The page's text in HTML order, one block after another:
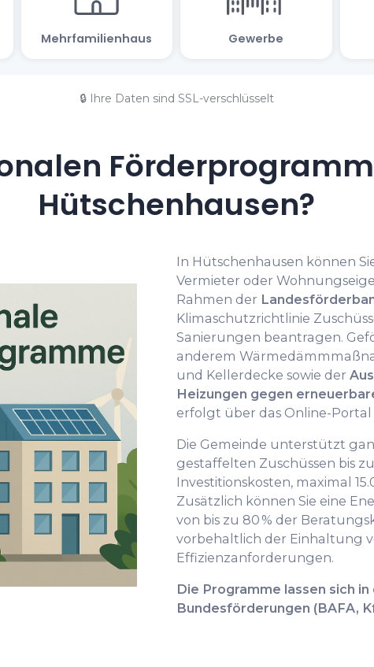
🔒 Ihre Daten sind SSL-verschlüsselt
Hütschenhausen?
In Hütschenhausen können
Vermieter oder
Rahmen der
Klimaschutzrichtlinie
Sanierungen beantragen.
anderem
und Kellerdecke sowie der
Heizungen gegen
erfolgt über das Online-Portal
Die Gemeinde unterstützt
gestaffelten Zuschüssen bis
Investitionskosten, maximal
Zusätzlich können Sie eine
von bis zu 80 % der
vorbehaltlich der Einhaltung
Effizienzanforderungen.
Die Programme lassen sich
Bundesförderungen (BAFA,